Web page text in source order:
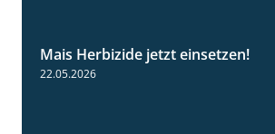
Mais Herbizide jetzt einsetzen!
22.05.2026